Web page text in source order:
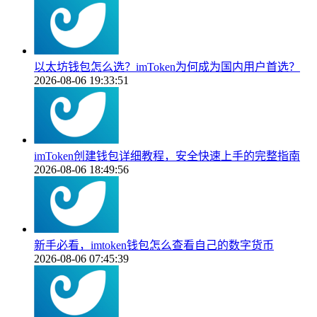
以太坊钱包怎么选？imToken为何成为国内用户首选？
2026-08-06 19:33:51
imToken创建钱包详细教程，安全快速上手的完整指南
2026-08-06 18:49:56
新手必看，imtoken钱包怎么查看自己的数字货币
2026-08-06 07:45:39